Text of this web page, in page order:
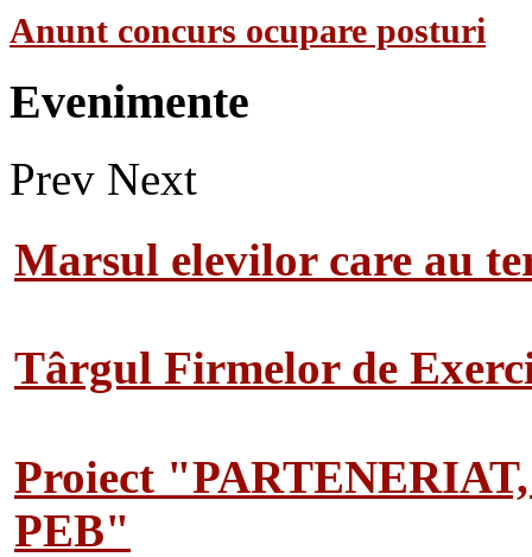
Anunt concurs ocupare posturi
Evenimente
Prev Next
Marsul elevilor care au
Târgul Firmelor de
Proiect
PEB"